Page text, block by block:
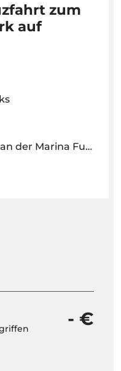
zum
auf
| Nature Emotions KIOSK
- €